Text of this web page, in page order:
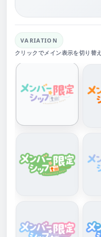
VARIATION
クリックでメイン表示を切り替え